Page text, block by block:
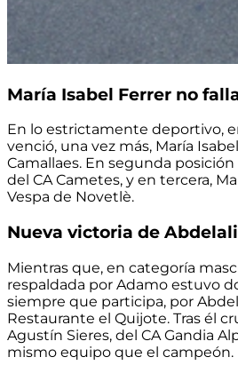
María Isabel Ferrer no
En lo estrictamente deportivo,
venció, una vez más, María
Camallaes. En segunda
del CA Cametes, y en tercera,
Vespa de Novetlè.
Nueva victoria de
Mientras que, en categoría
respaldada por Adamo estuvo
siempre que participa, por
Restaurante el Quijote. Tras él
Agustín Sieres, del CA Gandia
mismo equipo que el campeón.